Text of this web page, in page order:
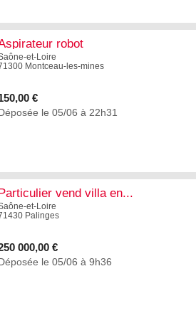
robot
et-Loire
Montceau-les-mines
€
le 05/06 à 22h31
vend villa en...
et-Loire
Palinges
000,00 €
le 05/06 à 9h36